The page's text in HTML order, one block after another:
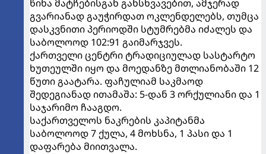
წინა მატჩებისგან განსხვავებით, ამჯერად
გვარიანად გაუჭირდათ ოკლენდელებს, თუმცა
დასკვნითი პერიოდში სტუმრებმა იძალეს და
საბოლოოდ 102:91 გაიმარჯვეს.
ქართველი ცენტრი ტრადიციულად სასტარტო
ხუთეულში იყო და მოედანზე მთლიანობაში 12
წუთი გაატარა. ფაჩულიამ საკმაოდ
შედეგიანად ითამაშა: 5-დან 3 ორქულიანი და 1
საჯარიმო ჩააგდო.
საქართველოს ნაკრების კაპიტანმა
საბოლოოდ 7 ქულა, 4 მოხსნა, 1 პასი და 1
დაფარება მიითვალა.